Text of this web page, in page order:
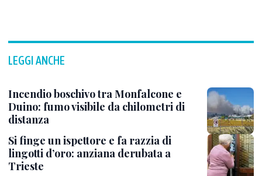
LEGGI ANCHE
Incendio boschivo tra Monfalcone e
Duino: fumo visibile da chilometri di
distanza
Si finge un ispettore e fa razzia di
lingotti d’oro: anziana derubata a
Trieste